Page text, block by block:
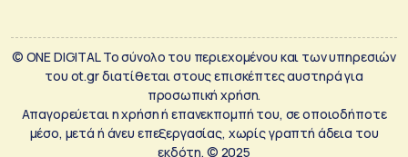
© ONE DIGITAL Το σύνολο του περιεχομένου και των υπηρεσιών
του ot.gr διατίθεται στους επισκέπτες αυστηρά για
προσωπική χρήση.
Απαγορεύεται η χρήση ή επανεκπομπή του, σε οποιοδήποτε
μέσο, μετά ή άνευ επεξεργασίας, χωρίς γραπτή άδεια του
εκδότη. © 2025